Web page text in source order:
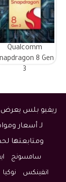
Qualcomm
8 Gen
3
ريفيو بلس يعرض
لـ أسعار
ومتابعتها
سامسونج
انفينكس نوكيا